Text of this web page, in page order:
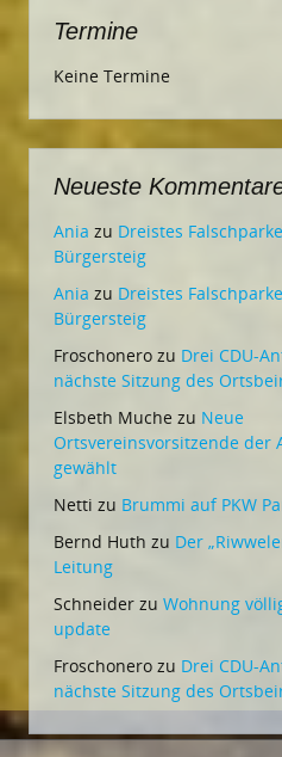
Termine
Keine Termine
Neueste
Ania zu Dreistes
Bürgersteig
Ania zu Dreistes
Bürgersteig
Froschonero zu Drei CDU-
nächste Sitzung des
Elsbeth Muche zu Neue
Ortsvereinsvorsitzende der
gewählt
Netti zu Brummi auf PKW
Bernd Huth zu Der
Leitung
Schneider zu Wohnung
update
Froschonero zu Drei CDU-
nächste Sitzung des